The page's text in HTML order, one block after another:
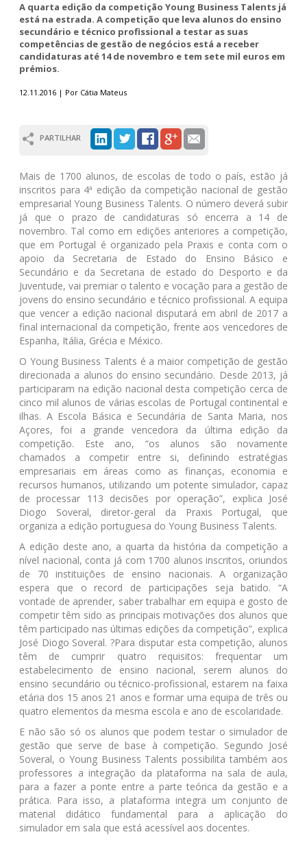
A quarta edição da competição Young Business Talents já
está na estrada. A competição que leva alunos do ensino
secundário e técnico profissional a testar as suas
competências de gestão de negócios está a receber
candidaturas até 14 de novembro e tem sete mil euros em
prémios.
12.11.2016 | Por Cátia Mateus
PARTILHAR
Mais de 1700 alunos, de escolas de todo o país, estão já
inscritos para 4ª edição da competição nacional de gestão
empresarial Young Business Talents. O número deverá subir
já que o prazo de candidaturas só encerra a 14 de
novembro. Tal como em edições anteriores a competição,
que em Portugal é organizado pela Praxis e conta com o
apoio da Secretaria de Estado do Ensino Básico e
Secundário e da Secretaria de estado do Desporto e da
Juventude, vai premiar o talento e vocação para a gestão de
jovens do ensino secundário e técnico profissional. A equipa
que vencer a edição nacional disputará em abril de 2017 a
final internacional da competição, frente aos vencedores de
Espanha, Itália, Grécia e México.
O Young Business Talents é a maior competição de gestão
direcionada a alunos do ensino secundário. Desde 2013, já
participaram na edição nacional desta competição cerca de
cinco mil alunos de várias escolas de Portugal continental e
ilhas. A Escola Básica e Secundária de Santa Maria, nos
Açores, foi a grande vencedora da última edição da
competição. Este ano, “os alunos são novamente
chamados a competir entre si, definindo estratégias
empresariais em áreas como as finanças, economia e
recursos humanos, utilizando um potente simulador, capaz
de processar 113 decisões por operação”, explica José
Diogo Soveral, diretor-geral da Praxis Portugal, que
organiza a edição portuguesa do Young Business Talents.
A edição deste ano, a quarta da história da competição a
nível nacional, conta já com 1700 alunos inscritos, oriundos
de 70 instituições de ensino nacionais. A organização
espera que o record de participações seja batido. “A
vontade de aprender, saber trabalhar em equipa e gosto de
competir têm sido as principais motivações dos alunos que
têm participado nas últimas edições da competição”, explica
José Diogo Soveral. ?Para disputar esta competição, alunos
têm de cumprir quatro requisitos: frequentar um
estabelecimento de ensino nacional, serem alunos do
ensino secundário ou técnico-profissional, estarem na faixa
etária dos 15 anos 21 anos e formar uma equipa de três ou
quatro elementos da mesma escola e ano de escolaridade.
E não são só os alunos que podem testar o simulador de
gestão que serve de base à competição. Segundo José
Soveral, o Young Business Talents possibilita também aos
professores a integração da plataforma na sala de aula,
para a fazer a ponte entre a parte teórica da gestão e a
prática. Para isso, a plataforma integra um conjunto de
material didático fundamental para a aplicação do
simulador em sala que está acessível aos docentes.